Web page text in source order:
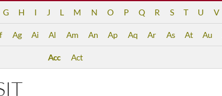
G H I J L M N O P Q R S T U V
Ag Ai Al Am An Ap Aq Ar As At Au
Acc Act